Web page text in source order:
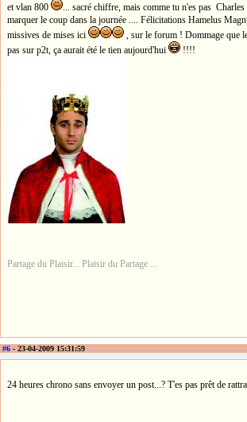
et vlan 800
... sacré chiffre, mais comme tu n'es pas
marquer le coup dans la journée .... Félicitations Hamelus
missives de mises ici
, sur le forum ! Dommage que
pas sur p2t, ça aurait été le tien aujourd'hui
!!!!
Partage du Plaisir... Plaisir du Partage ...
#6 - 23-04-2009 15:31:59
24 heures chrono sans envoyer un post...? T'es pas prêt de